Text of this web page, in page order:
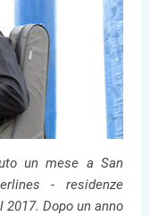
un mese a San
- residenze
2017. Dopo un anno